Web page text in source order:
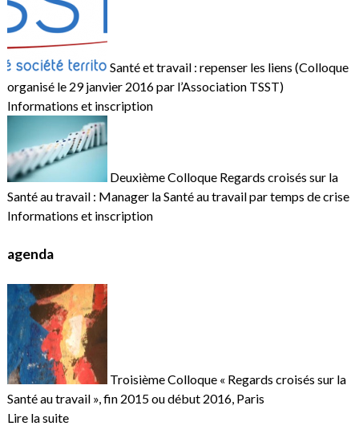
Santé et travail : repenser les liens (Colloque
organisé le 29 janvier 2016 par l’Association TSST)
Informations et inscription
Deuxième Colloque Regards croisés sur la
Santé au travail : Manager la Santé au travail par temps de crise
Informations et inscription
agenda
Troisième Colloque « Regards croisés sur la
Santé au travail », fin 2015 ou début 2016, Paris
Lire la suite